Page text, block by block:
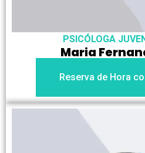
PSICÓLOGA
Maria
Reserva de Hora